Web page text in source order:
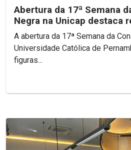
Abertura da 17ª Semana
Negra na Unicap destaca
protagonismo do...
A abertura da 17ª Semana da
Universidade Católica de
figuras...